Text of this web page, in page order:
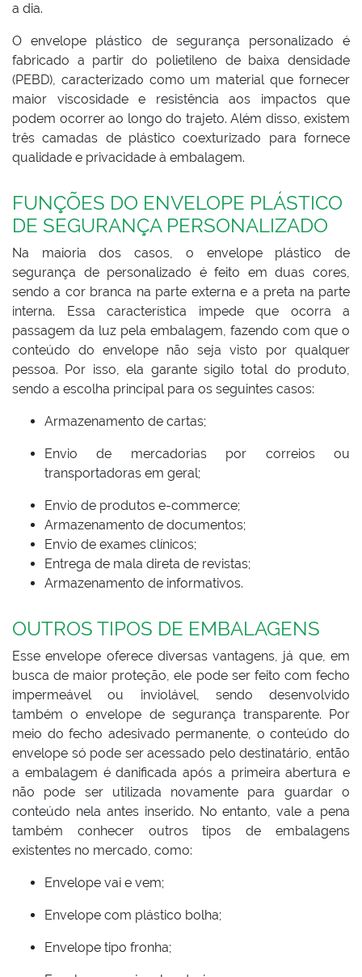
a dia.
O envelope plástico de segurança personalizado é
fabricado a partir do polietileno de baixa densidade
(PEBD), caracterizado como um material que fornecer
maior viscosidade e resistência aos impactos que
podem ocorrer ao longo do trajeto. Além disso, existem
três camadas de plástico coexturizado para fornece
qualidade e privacidade à embalagem.
FUNÇÕES DO ENVELOPE PLÁSTICO
DE SEGURANÇA PERSONALIZADO
Na maioria dos casos, o envelope plástico de
segurança de personalizado é feito em duas cores,
sendo a cor branca na parte externa e a preta na parte
interna. Essa característica impede que ocorra a
passagem da luz pela embalagem, fazendo com que o
conteúdo do envelope não seja visto por qualquer
pessoa. Por isso, ela garante sigilo total do produto,
sendo a escolha principal para os seguintes casos:
Armazenamento de cartas;
Envio de mercadorias por correios ou
transportadoras em geral;
Envio de produtos e-commerce;
Armazenamento de documentos;
Envio de exames clínicos;
Entrega de mala direta de revistas;
Armazenamento de informativos.
OUTROS TIPOS DE EMBALAGENS
Esse envelope oferece diversas vantagens, já que, em
busca de maior proteção, ele pode ser feito com fecho
impermeável ou inviolável, sendo desenvolvido
também o envelope de segurança transparente. Por
meio do fecho adesivado permanente, o conteúdo do
envelope só pode ser acessado pelo destinatário, então
a embalagem é danificada após a primeira abertura e
não pode ser utilizada novamente para guardar o
conteúdo nela antes inserido. No entanto, vale a pena
também conhecer outros tipos de embalagens
existentes no mercado, como:
Envelope vai e vem;
Envelope com plástico bolha;
Envelope tipo fronha;